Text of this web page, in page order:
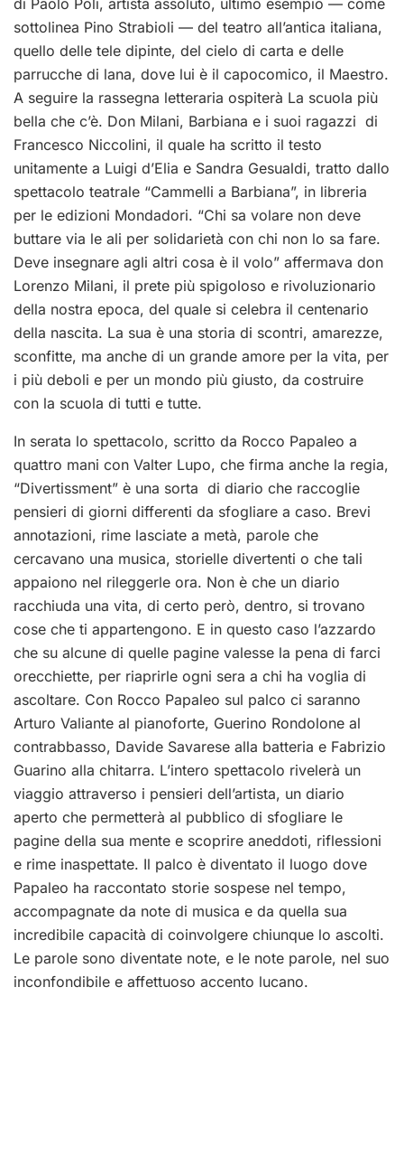
di Paolo Poli, artista assoluto, ultimo esempio — come
sottolinea Pino Strabioli — del teatro all’antica italiana,
quello delle tele dipinte, del cielo di carta e delle
parrucche di lana, dove lui è il capocomico, il Maestro.
A seguire la rassegna letteraria ospiterà La scuola più
bella che c’è. Don Milani, Barbiana e i suoi ragazzi di
Francesco Niccolini, il quale ha scritto il testo
unitamente a Luigi d’Elia e Sandra Gesualdi, tratto dallo
spettacolo teatrale “Cammelli a Barbiana”, in libreria
per le edizioni Mondadori. “Chi sa volare non deve
buttare via le ali per solidarietà con chi non lo sa fare.
Deve insegnare agli altri cosa è il volo” affermava don
Lorenzo Milani, il prete più spigoloso e rivoluzionario
della nostra epoca, del quale si celebra il centenario
della nascita. La sua è una storia di scontri, amarezze,
sconfitte, ma anche di un grande amore per la vita, per
i più deboli e per un mondo più giusto, da costruire
con la scuola di tutti e tutte.
In serata lo spettacolo, scritto da Rocco Papaleo a
quattro mani con Valter Lupo, che firma anche la regia,
“Divertissment” è una sorta di diario che raccoglie
pensieri di giorni differenti da sfogliare a caso. Brevi
annotazioni, rime lasciate a metà, parole che
cercavano una musica, storielle divertenti o che tali
appaiono nel rileggerle ora. Non è che un diario
racchiuda una vita, di certo però, dentro, si trovano
cose che ti appartengono. E in questo caso l’azzardo
che su alcune di quelle pagine valesse la pena di farci
orecchiette, per riaprirle ogni sera a chi ha voglia di
ascoltare. Con Rocco Papaleo sul palco ci saranno
Arturo Valiante al pianoforte, Guerino Rondolone al
contrabbasso, Davide Savarese alla batteria e Fabrizio
Guarino alla chitarra. L’intero spettacolo rivelerà un
viaggio attraverso i pensieri dell’artista, un diario
aperto che permetterà al pubblico di sfogliare le
pagine della sua mente e scoprire aneddoti, riflessioni
e rime inaspettate. Il palco è diventato il luogo dove
Papaleo ha raccontato storie sospese nel tempo,
accompagnate da note di musica e da quella sua
incredibile capacità di coinvolgere chiunque lo ascolti.
Le parole sono diventate note, e le note parole, nel suo
inconfondibile e affettuoso accento lucano.